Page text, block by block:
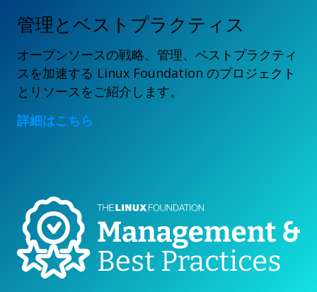
管理とベストプラクティス
オープンソースの戦略、管理、ベストプラクティ
スを加速する Linux Foundation のプロジェクト
とリソースをご紹介します。
詳細はこちら